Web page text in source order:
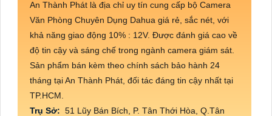
An Thành Phát là địa chỉ uy tín cung cấp bộ Camera
Văn Phòng Chuyên Dụng Dahua giá rẻ, sắc nét, với
khả năng giao động 10% : 12V. Được đánh giá cao về
độ tin cậy và sáng chế trong ngành camera giám sát.
Sản phẩm bán kèm theo chính sách bảo hành 24
tháng tại An Thành Phát, đối tác đáng tin cậy nhất tại
TP.HCM.
Trụ Sở: 51 Lũy Bán Bích, P. Tân Thới Hòa, Q.Tân